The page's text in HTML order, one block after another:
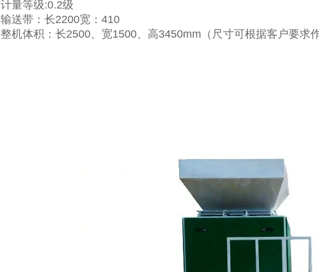
计量等级:0.2级
输送带：长2200宽：410
整机体积：长2500、宽1500、高3450mm（尺寸可根据客户要求